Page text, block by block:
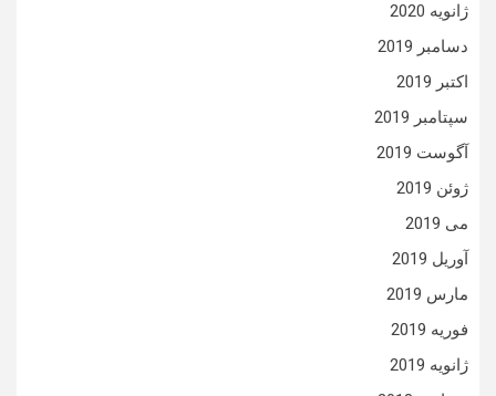
ژانویه 2020
دسامبر 2019
اکتبر 2019
سپتامبر 2019
آگوست 2019
ژوئن 2019
می 2019
آوریل 2019
مارس 2019
فوریه 2019
ژانویه 2019